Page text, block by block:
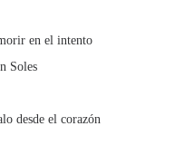
en el intento
Soles
desde el corazón